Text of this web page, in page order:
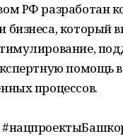
РФ разработан
бизнеса, который
помощь
процессов.